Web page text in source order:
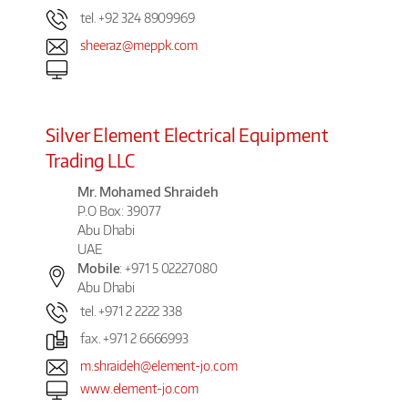
tel. +92 324 8909969
sheeraz@meppk.com
Silver Element Electrical Equipment
Trading LLC
Mr. Mohamed Shraideh
P.O Box: 39077
Abu Dhabi
UAE
Mobile: +971 5 02227080
Abu Dhabi
tel. +971 2 2222 338
fax. +971 2 6666993
m.shraideh@element-jo.com
www.element-jo.com